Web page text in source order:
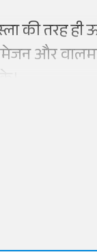
की तरह ही
और